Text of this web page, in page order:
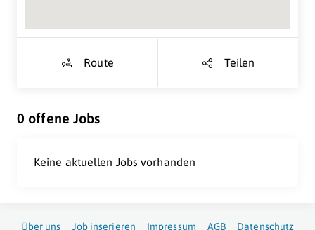
Route Teilen
0 offene Jobs
Keine aktuellen Jobs vorhanden
Über uns Job inserieren Impressum AGB Datenschutz